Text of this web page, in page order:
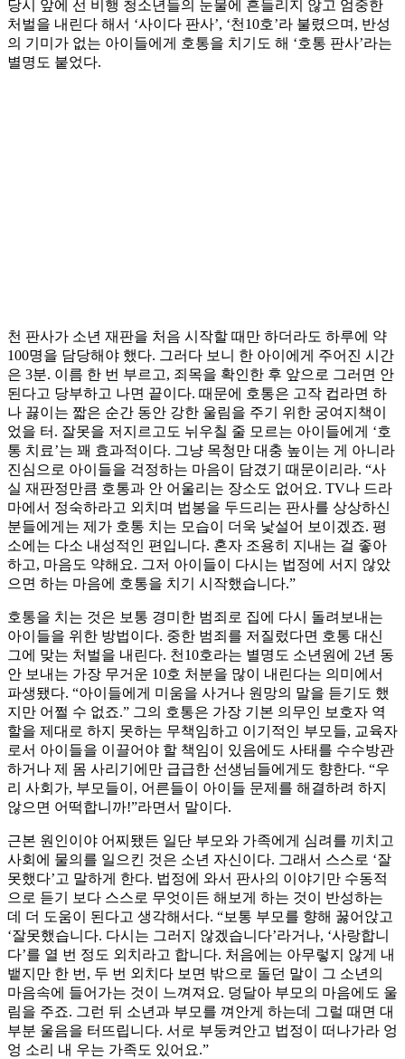
당시 앞에 선 비행 청소년들의 눈물에 흔들리지 않고 엄중한
처벌을 내린다 해서 ‘사이다 판사’, ‘천10호’라 불렸으며, 반성
의 기미가 없는 아이들에게 호통을 치기도 해 ‘호통 판사’라는
별명도 붙었다.
천 판사가 소년 재판을 처음 시작할 때만 하더라도 하루에 약
100명을 담당해야 했다. 그러다 보니 한 아이에게 주어진 시간
은 3분. 이름 한 번 부르고, 죄목을 확인한 후 앞으로 그러면 안
된다고 당부하고 나면 끝이다. 때문에 호통은 고작 컵라면 하
나 끓이는 짧은 순간 동안 강한 울림을 주기 위한 궁여지책이
었을 터. 잘못을 저지르고도 뉘우칠 줄 모르는 아이들에게 ‘호
통 치료’는 꽤 효과적이다. 그냥 목청만 대충 높이는 게 아니라
진심으로 아이들을 걱정하는 마음이 담겼기 때문이리라. “사
실 재판정만큼 호통과 안 어울리는 장소도 없어요. TV나 드라
마에서 정숙하라고 외치며 법봉을 두드리는 판사를 상상하신
분들에게는 제가 호통 치는 모습이 더욱 낯설어 보이겠죠. 평
소에는 다소 내성적인 편입니다. 혼자 조용히 지내는 걸 좋아
하고, 마음도 약해요. 그저 아이들이 다시는 법정에 서지 않았
으면 하는 마음에 호통을 치기 시작했습니다.”
호통을 치는 것은 보통 경미한 범죄로 집에 다시 돌려보내는
아이들을 위한 방법이다. 중한 범죄를 저질렀다면 호통 대신
그에 맞는 처벌을 내린다. 천10호라는 별명도 소년원에 2년 동
안 보내는 가장 무거운 10호 처분을 많이 내린다는 의미에서
파생됐다. “아이들에게 미움을 사거나 원망의 말을 듣기도 했
지만 어쩔 수 없죠.” 그의 호통은 가장 기본 의무인 보호자 역
할을 제대로 하지 못하는 무책임하고 이기적인 부모들, 교육자
로서 아이들을 이끌어야 할 책임이 있음에도 사태를 수수방관
하거나 제 몸 사리기에만 급급한 선생님들에게도 향한다. “우
리 사회가, 부모들이, 어른들이 아이들 문제를 해결하려 하지
않으면 어떡합니까!”라면서 말이다.
근본 원인이야 어찌됐든 일단 부모와 가족에게 심려를 끼치고
사회에 물의를 일으킨 것은 소년 자신이다. 그래서 스스로 ‘잘
못했다’고 말하게 한다. 법정에 와서 판사의 이야기만 수동적
으로 듣기 보다 스스로 무엇이든 해보게 하는 것이 반성하는
데 더 도움이 된다고 생각해서다. “보통 부모를 향해 꿇어앉고
‘잘못했습니다. 다시는 그러지 않겠습니다’라거나, ‘사랑합니
다’를 열 번 정도 외치라고 합니다. 처음에는 아무렇지 않게 내
뱉지만 한 번, 두 번 외치다 보면 밖으로 돌던 말이 그 소년의
마음속에 들어가는 것이 느껴져요. 덩달아 부모의 마음에도 울
림을 주죠. 그런 뒤 소년과 부모를 껴안게 하는데 그럴 때면 대
부분 울음을 터뜨립니다. 서로 부둥켜안고 법정이 떠나가라 엉
엉 소리 내 우는 가족도 있어요.”